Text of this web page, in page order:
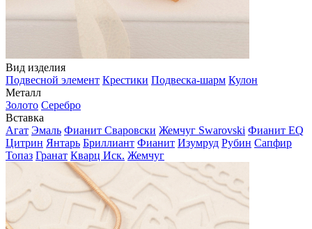
Вид изделия
Подвесной элемент Крестики Подвеска-шарм Кулон
Металл
Золото Серебро
Вставка
Агат Эмаль Фианит Сваровски Жемчуг Swarovski Фианит EQ
Цитрин Янтарь Бриллиант Фианит Изумруд Рубин Сапфир
Топаз Гранат Кварц Иск. Жемчуг